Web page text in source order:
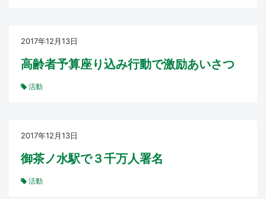
2017年12月13日
高齢者予算座り込み行動で激励あいさつ
活動
2017年12月13日
御茶ノ水駅で３千万人署名
活動